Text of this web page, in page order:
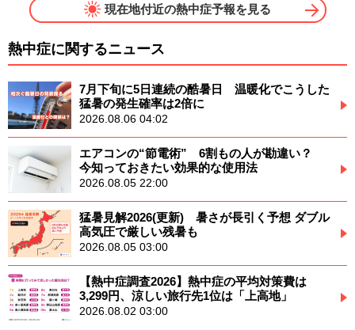
現在地付近の熱中症予報を見る
熱中症に関するニュース
7月下旬に5日連続の酷暑日 温暖化でこうした
猛暑の発生確率は2倍に
2026.08.06 04:02
エアコンの“節電術” 6割もの人が勘違い？
今知っておきたい効果的な使用法
2026.08.05 22:00
猛暑見解2026(更新) 暑さが長引く予想 ダブル
高気圧で厳しい残暑も
2026.08.05 03:00
【熱中症調査2026】熱中症の平均対策費は
3,299円、涼しい旅行先1位は「上高地」
2026.08.02 03:00